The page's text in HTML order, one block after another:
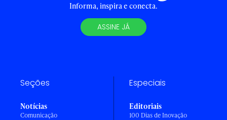
Informa, inspira e conecta.
ASSINE JÁ
Seções
Notícias
Comunicação
Especiais
Editoriais
100 Dias de Inovação